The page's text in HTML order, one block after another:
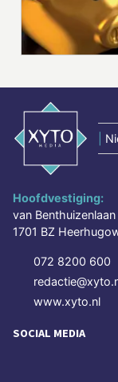
Hoofdvestiging:
van Benthuizenlaan
1701 BZ
072 8200 600
www.xyto.nl
SOCIAL MEDIA